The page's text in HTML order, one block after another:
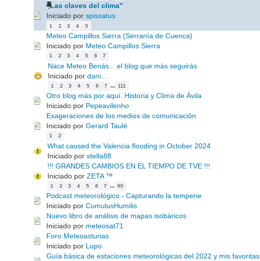
"Las claves del clima"
Iniciado por spissatus
1 2 3 4 5
Meteo Campillos Sierra (Serranía de Cuenca)
Iniciado por Meteo Campillos Sierra
1 2 3 4 5 6 7
Nace Meteo Benás... el blog que más seguirás
Iniciado por dani...
1 2 3 4 5 6 7 ... 111
Otro blog más por aquí. Historia y Clima de Ávila
Iniciado por Pepeavilenho
Exageraciones de los medios de comunicación
Iniciado por Gerard Taulé
1 2
What caused the Valencia flooding in October 2024
Iniciado por stella88
!!! GRANDES CAMBIOS EN EL TIEMPO DE TVE !!!
Iniciado por ZETA ™
1 2 3 4 5 6 7 ... 60
Podcast meteorológico - Capturando la temperie
Iniciado por CumulusHumilis
Nuevo libro de análisis de mapas isobáricos
Iniciado por meteosat71
Foro Meteoasturias
Iniciado por Lupo
Guía básica de estaciones meteorológicas del 2022 y mis favoritas